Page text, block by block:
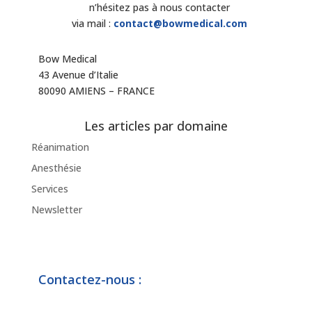
n’hésitez pas à nous contacter
via mail : contact@bowmedical.com
Bow Medical
43 Avenue d’Italie
80090 AMIENS – FRANCE
Les articles par domaine
Réanimation
Anesthésie
Services
Newsletter
Contactez-nous :